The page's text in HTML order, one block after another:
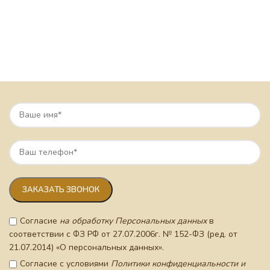
Согласие на обработку Персональных данныхв
соответствии с ФЗ РФ от 27.07.2006г. № 152-ФЗ (ред. от
21.07.2014) «О персональных данных».
Согласие с условиями Политики конфиденциальности и